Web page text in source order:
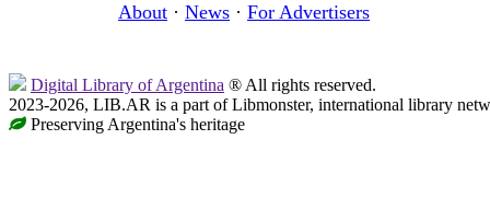
About · News · For Advertisers
Digital Library of Argentina ® All rights reserved.
2023-2026, LIB.AR is a part of Libmonster, international library
Preserving Argentina's heritage